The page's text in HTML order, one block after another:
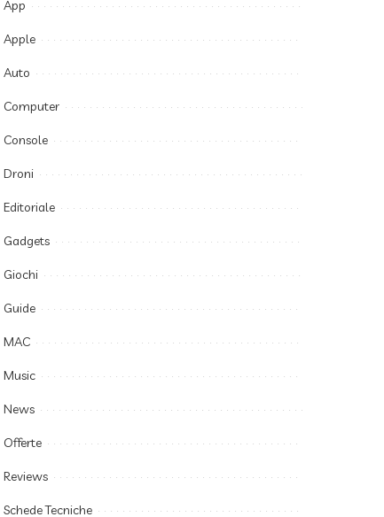
App
Apple
Auto
Computer
Console
Droni
Editoriale
Gadgets
Giochi
Guide
MAC
Music
News
Offerte
Reviews
Schede Tecniche